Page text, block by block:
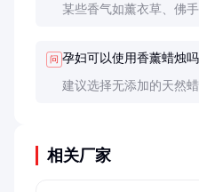
某些香气如薰衣草、佛
问 孕妇可以使用香薰蜡烛吗
建议选择无添加的天然
相关厂家